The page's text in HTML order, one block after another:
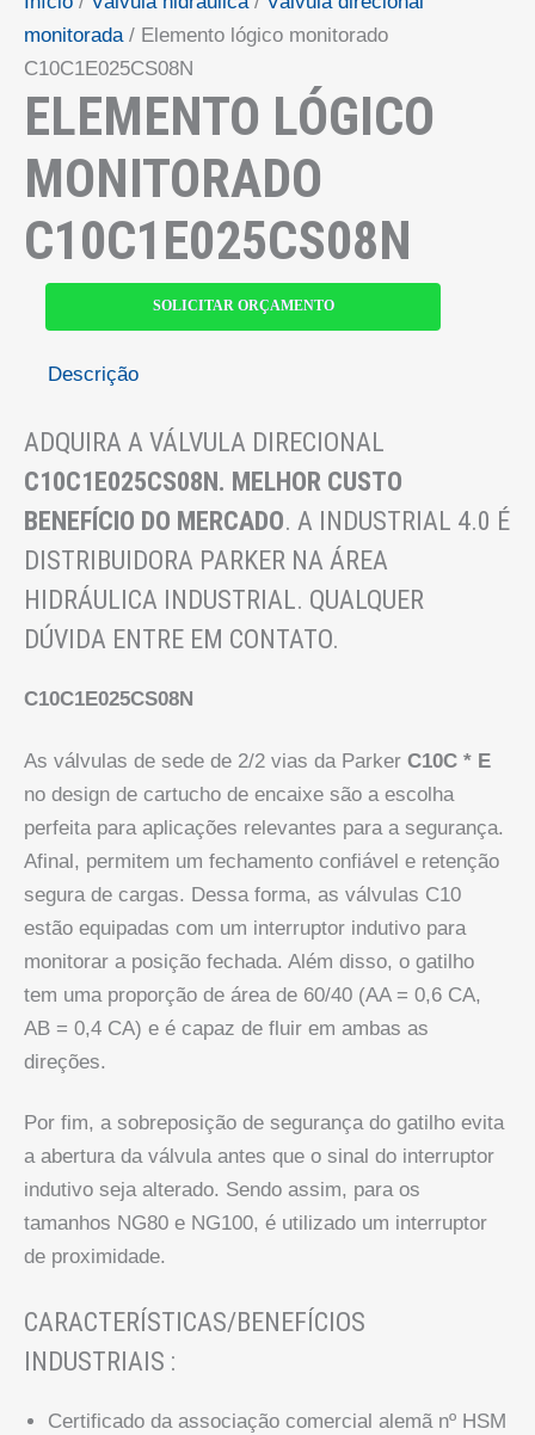
monitorada / Elemento lógico monitorado
C10C1E025CS08N
ELEMENTO LÓGICO
MONITORADO
C10C1E025CS08N
SOLICITAR ORÇAMENTO
Descrição
ADQUIRA A VÁLVULA DIRECIONAL
C10C1E025CS08N. MELHOR CUSTO
BENEFÍCIO DO MERCADO. A INDUSTRIAL 4.0 É
DISTRIBUIDORA PARKER NA ÁREA
HIDRÁULICA INDUSTRIAL. QUALQUER
DÚVIDA ENTRE EM CONTATO.
C10C1E025CS08N
As válvulas de sede de 2/2 vias da Parker C10C * E
no design de cartucho de encaixe são a escolha
perfeita para aplicações relevantes para a segurança.
Afinal, permitem um fechamento confiável e retenção
segura de cargas. Dessa forma, as válvulas C10
estão equipadas com um interruptor indutivo para
monitorar a posição fechada. Além disso, o gatilho
tem uma proporção de área de 60/40 (AA = 0,6 CA,
AB = 0,4 CA) e é capaz de fluir em ambas as
direções.
Por fim, a sobreposição de segurança do gatilho evita
a abertura da válvula antes que o sinal do interruptor
indutivo seja alterado. Sendo assim, para os
tamanhos NG80 e NG100, é utilizado um interruptor
de proximidade.
CARACTERÍSTICAS/BENEFÍCIOS
INDUSTRIAIS :
Certificado da associação comercial alemã nº HSM